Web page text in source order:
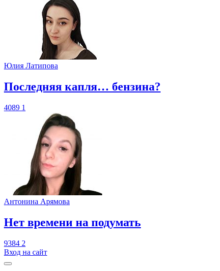
Юлия Латипова
​Последняя капля… бензина?
4089 1
Антонина Арямова
​Нет времени на подумать
9384 2
Вход на сайт